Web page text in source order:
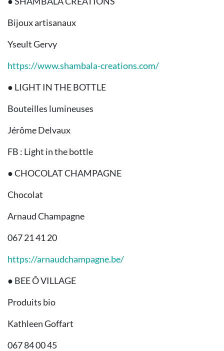
Bijoux artisanaux
Yseult Gervy
https://www.shambala-creations.com/
● LIGHT IN THE BOTTLE
Bouteilles lumineuses
Jérôme Delvaux
FB : Light in the bottle
● CHOCOLAT CHAMPAGNE
Chocolat
Arnaud Champagne
067 21 41 20
https://arnaudchampagne.be/
● BEE Ô VILLAGE
Produits bio
Kathleen Goffart
067 84 00 45